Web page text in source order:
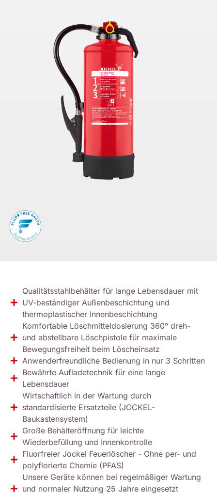
Qualitätsstahlbehälter für lange Lebensdauer mit
UV-beständiger Außenbeschichtung und
thermoplastischer Innenbeschichtung
Komfortable Löschmitteldosierung 360° dreh-
und abstellbare Löschpistole für maximale
Bewegungsfreiheit beim Löscheinsatz
Anwenderfreundliche Bedienung in nur 3 Schritten
Bewährte Aufladetechnik für eine lange
Lebensdauer
Wirtschaftlich in der Wartung durch
standardisierte Ersatzteile (JOCKEL-
Baukastensystem)
Große Behälteröffnung für leichte
Wiederbefüllung und Innenkontrolle
Fluorfreier Jockel Feuerlöscher - Ohne per- und
polyflorierte Chemie (PFAS)
Unsere Geräte können bei regelmäßiger Wartung
und normaler Nutzung 25 Jahre eingesetzt